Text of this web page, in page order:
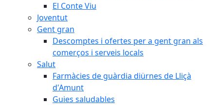
El Conte Viu
Joventut
Gent gran
Descomptes i ofertes per a gent gran als
comerços i serveis locals
Salut
Farmàcies de guàrdia diürnes de Lliçà
d'Amunt
Guies saludables